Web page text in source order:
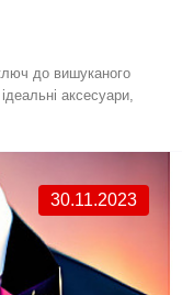
до вишуканого
аксесуари,
30.11.2023